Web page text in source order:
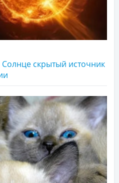
скрытый источник